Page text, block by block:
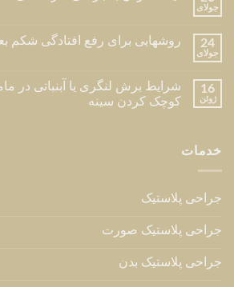
جولای
24
جولای
روشهایی برای رفع افتادگی شکم
16
ژوئن
شرایط برش لنگری یا آبنباتی در
کوچک کردن سینه
خدمات
جراحی پلاستیک
جراحی پلاستیک صورت
جراحی پلاستیک بدن